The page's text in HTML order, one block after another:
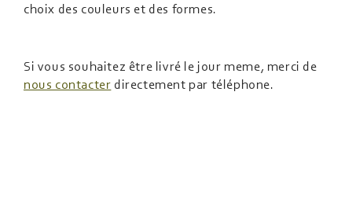
choix des couleurs et des formes.
Si vous souhaitez être livré le jour meme, merci de
nous contacter directement par téléphone.